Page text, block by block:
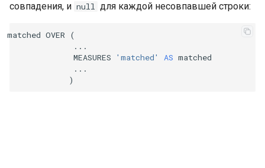
совпадения, и null для каждой несовпавшей строки:
matched OVER
(
...
MEASURES
'matched' AS matched
...
)